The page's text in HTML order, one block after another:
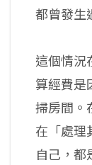
都曾發生
這個情況
算經費是
掃房間。
在「處理
自己，都